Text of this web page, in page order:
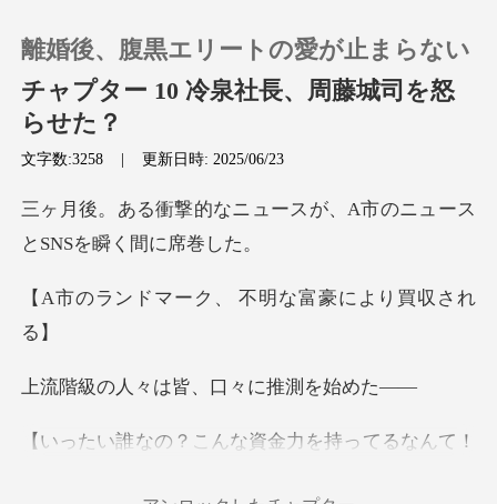
チャージ
閲覧履歴
離婚後、腹黒エリートの愛が止まらない
チャプター 10 冷泉社長、周藤城司を怒
らせた？
文字数:3258 |更新日時: 2025/06/23
ュースが、A市のニュース
ーク、 不明な富
は皆、口々に推
ってるなんて！